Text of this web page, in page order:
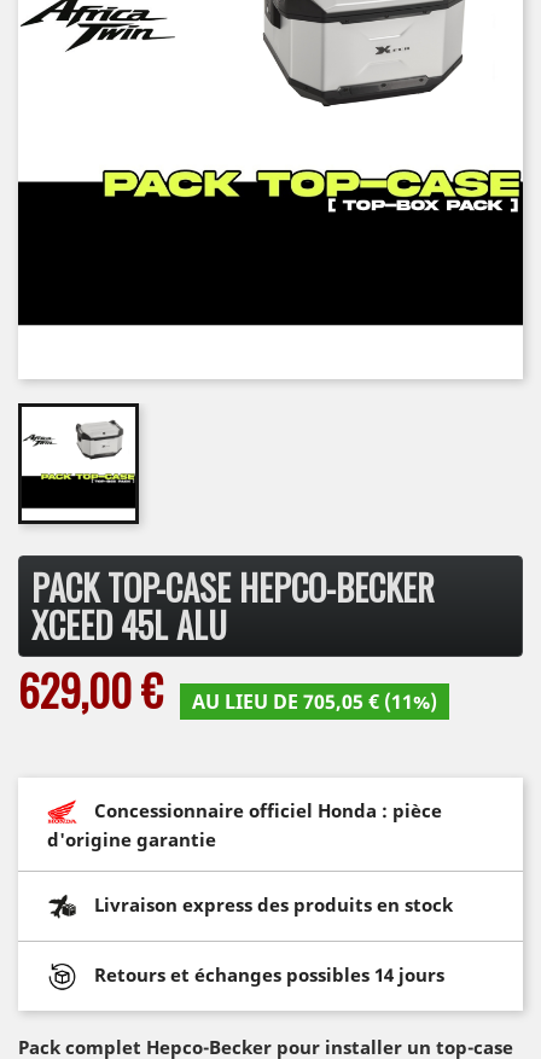
PACK TOP-CASE HEPCO-BECKER
XCEED 45L ALU
629,00 € AU LIEU DE 705,05 € (11%)
Concessionnaire officiel Honda : pièce
d'origine garantie
Livraison express des produits en stock
Retours et échanges possibles 14 jours
Pack complet Hepco-Becker pour installer un top-case